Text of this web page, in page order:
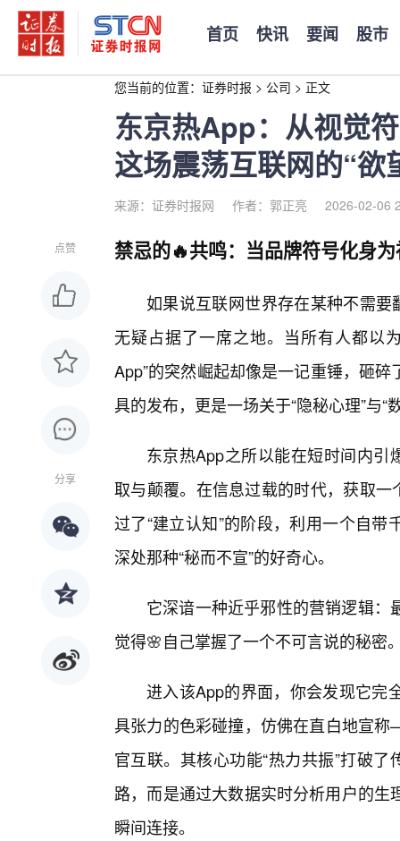
首页 快讯 要闻 股市
您当前的位置： 证券时报 > 公司 > 正文
东京热App：从视觉
这场震荡互联网的“欲
来源：证券时报网 作者：郭正亮 2026-02-06
点赞
分享
禁忌的🔥共鸣：当品牌符号化身
如果说互联网世界存在某种不需要
无疑占据了一席之地。当所有人都以
App”的突然崛起却像是一记重锤，砸
具的发布，更是一场关于“隐秘心理”与“
东京热App之所以能在短时间内引
取与颠覆。在信息过载的时代，获取
过了“建立认知”的阶段，利用一个自
深处那种“秘而不宣”的好奇心。
它深谙一种近乎邪性的营销逻辑
觉得🌸自己掌握了一个不可言说的秘密
进入该App的界面，你会发现它完
具张力的色彩碰撞，仿佛在直白地宣
官互联。其核心功能“热力共振”打破
路，而是通过大数据实时分析用户的
瞬间连接。